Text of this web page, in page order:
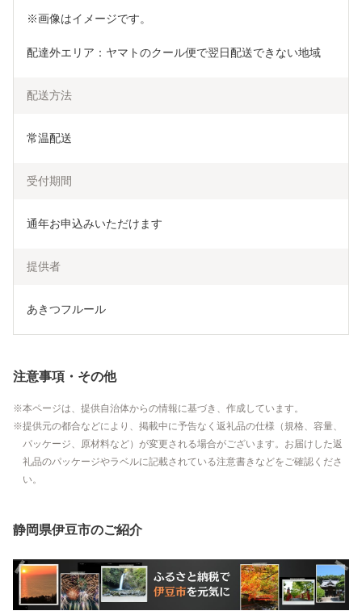
※画像はイメージです。
配達外エリア：ヤマトのクール便で翌日配送できない地域
配送方法
常温配送
受付期間
通年お申込みいただけます
提供者
あきつフルール
注意事項・その他
本ページは、提供自治体からの情報に基づき、作成しています。
提供元の都合などにより、掲載中に予告なく返礼品の仕様（規格、容量、
パッケージ、原材料など）が変更される場合がございます。お届けした返
礼品のパッケージやラベルに記載されている注意書きなどをご確認くださ
い。
静岡県伊豆市のご紹介